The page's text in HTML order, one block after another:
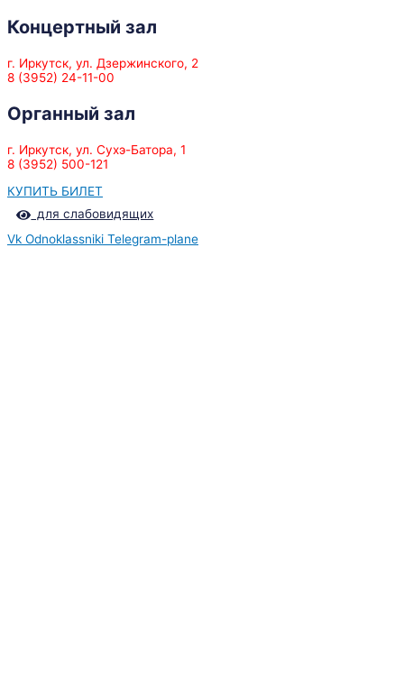
Концертный зал
г. Иркутск, ул. Дзержинского, 2
8 (3952) 24-11-00
Органный зал
г. Иркутск, ул. Сухэ-Батора, 1
8 (3952) 500-121
КУПИТЬ БИЛЕТ
для слабовидящих
Vk Odnoklassniki Telegram-plane